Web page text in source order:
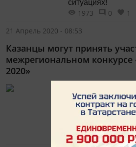
ситуациях!
1973 0
1
21 Апрель 2020 - 08:53
Казанцы могут принять
межрегиональном конкурсе
2020»
Литературное
июня по 4
участие в нем
лет.
1893 0
1